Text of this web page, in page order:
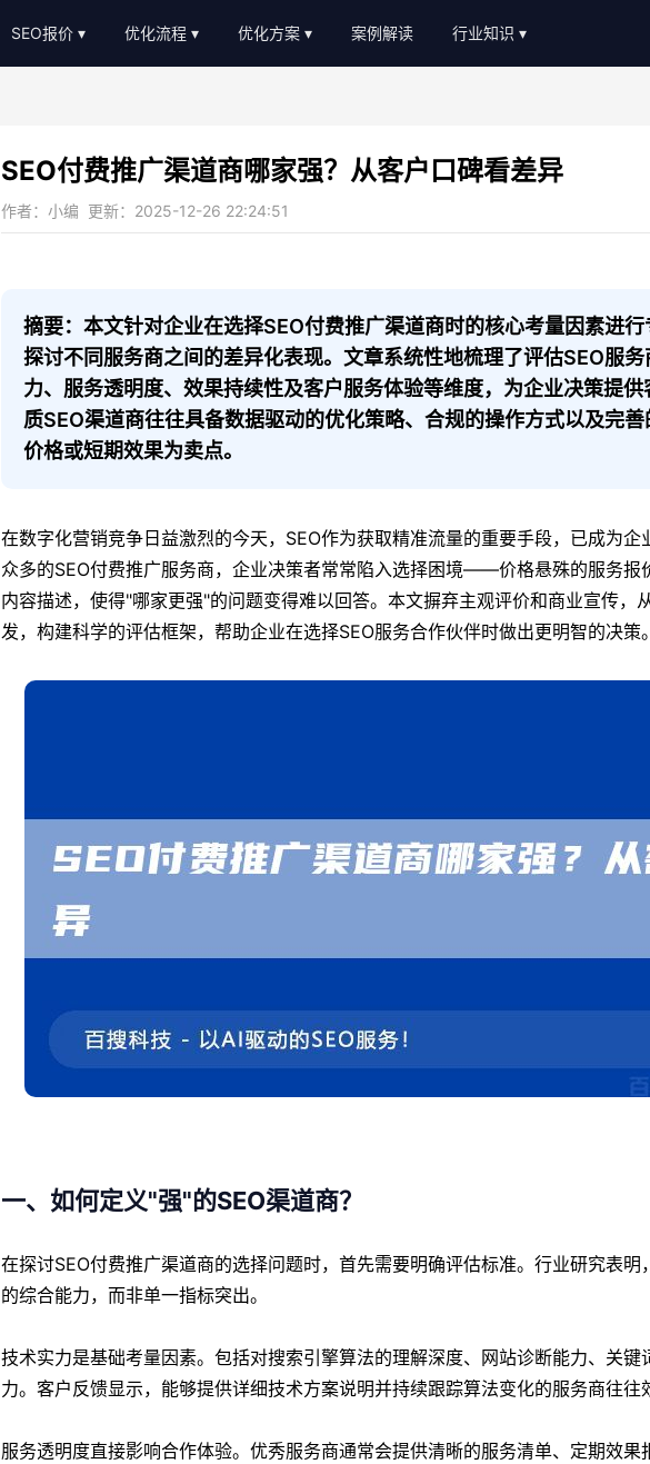
SEO报价 优化流程
常见问题
服务优势
优化方案
b2c/b平台
传统制造业
装修设计
医疗医美
农业畜牧
案例解读 行业知识
教程大全
名词大全
优化知识
SEO付费推广渠道商哪家强？从客户口碑看差异
作者：小编 更新：2025-12-26 22:24:51
摘要：本文针对企业在选择SEO付费推广渠道商时的核心考量因素进
探讨不同服务商之间的差异化表现。文章系统性地梳理了评估SEO服
力、服务透明度、效果持续性及客户服务体验等维度，为企业决策提
质SEO渠道商往往具备数据驱动的优化策略、合规的操作方式以及完
价格或短期效果为卖点。
在数字化营销竞争日益激烈的今天，SEO作为获取精准流量的重要手段，已成为
众多的SEO付费推广服务商，企业决策者常常陷入选择困境——价格悬殊的服务报
内容描述，使得"哪家更强"的问题变得难以回答。本文摒弃主观评价和商业宣传，
发，构建科学的评估框架，帮助企业在选择SEO服务合作伙伴时做出更明智的决策。
一、如何定义"强"的SEO渠道商？
在探讨SEO付费推广渠道商的选择问题时，首先需要明确评估标准。行业研究表
的综合能力，而非单一指标突出。
技术实力是基础考量因素。包括对搜索引擎算法的理解深度、网站诊断能力、关
力。客户反馈显示，能够提供详细技术方案说明并持续跟踪算法变化的服务商往往
服务透明度直接影响合作体验。优秀服务商通常会提供清晰的服务清单、定期效